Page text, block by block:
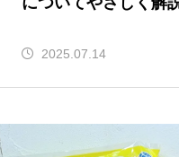
2025.07.14